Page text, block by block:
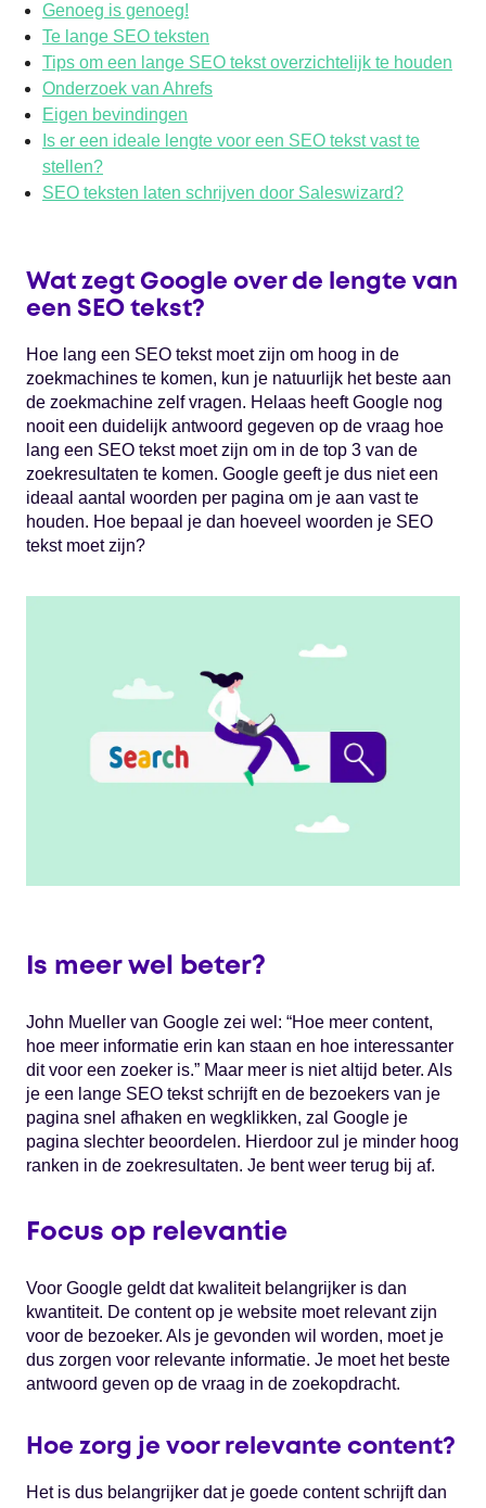
Genoeg is genoeg!
Te lange SEO teksten
Tips om een lange SEO tekst overzichtelijk te houden
Onderzoek van Ahrefs
Eigen bevindingen
Is er een ideale lengte voor een SEO tekst vast te
stellen?
SEO teksten laten schrijven door Saleswizard?
Wat zegt Google over de lengte van
een SEO tekst?
Hoe lang een SEO tekst moet zijn om hoog in de
zoekmachines te komen, kun je natuurlijk het beste aan
de zoekmachine zelf vragen. Helaas heeft Google nog
nooit een duidelijk antwoord gegeven op de vraag hoe
lang een SEO tekst moet zijn om in de top 3 van de
zoekresultaten te komen. Google geeft je dus niet een
ideaal aantal woorden per pagina om je aan vast te
houden. Hoe bepaal je dan hoeveel woorden je SEO
tekst moet zijn?
Is meer wel beter?
John Mueller van Google zei wel: “Hoe meer content,
hoe meer informatie erin kan staan en hoe interessanter
dit voor een zoeker is.” Maar meer is niet altijd beter. Als
je een lange SEO tekst schrijft en de bezoekers van je
pagina snel afhaken en wegklikken, zal Google je
pagina slechter beoordelen. Hierdoor zul je minder hoog
ranken in de zoekresultaten. Je bent weer terug bij af.
Focus op relevantie
Voor Google geldt dat kwaliteit belangrijker is dan
kwantiteit. De content op je website moet relevant zijn
voor de bezoeker. Als je gevonden wil worden, moet je
dus zorgen voor relevante informatie. Je moet het beste
antwoord geven op de vraag in de zoekopdracht.
Hoe zorg je voor relevante content?
Het is dus belangrijker dat je goede content schrijft dan